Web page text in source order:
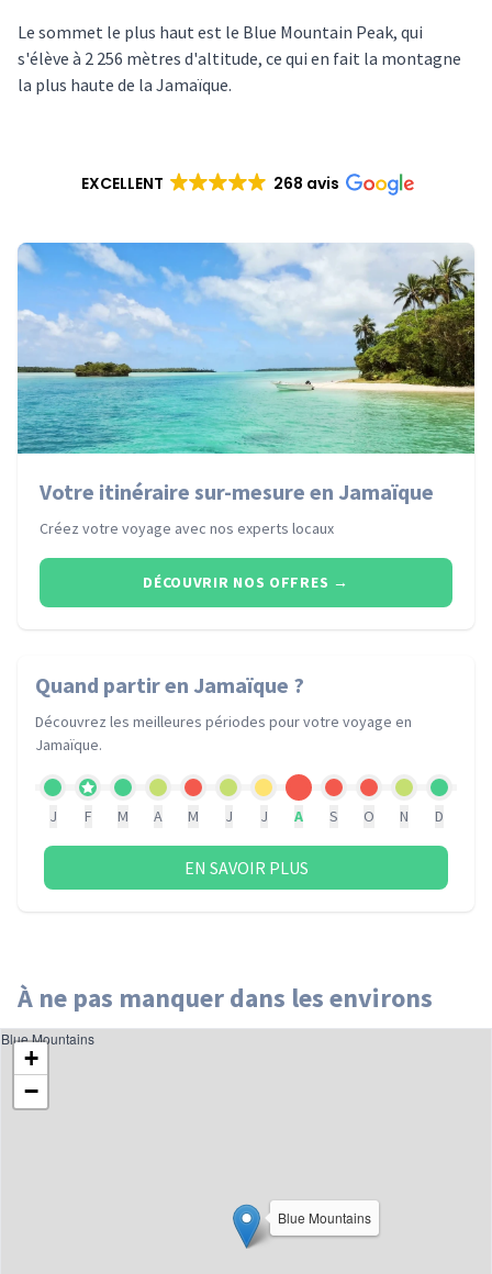
Le sommet le plus haut est le Blue Mountain Peak, qui
s'élève à 2 256 mètres d'altitude, ce qui en fait la montagne
la plus haute de la Jamaïque.
EXCELLENT 268 avis
Votre itinéraire sur-mesure en Jamaïque
Créez votre voyage avec nos experts locaux
DÉCOUVRIR NOS OFFRES →
Quand partiren Jamaïque ?
Découvrez les meilleures périodes pour votre voyage en
Jamaïque.
J F M A M J J A S O N D
EN SAVOIR PLUS
À ne pas manquer dans les environs
Blue Mountains
+
−
Blue Mountains